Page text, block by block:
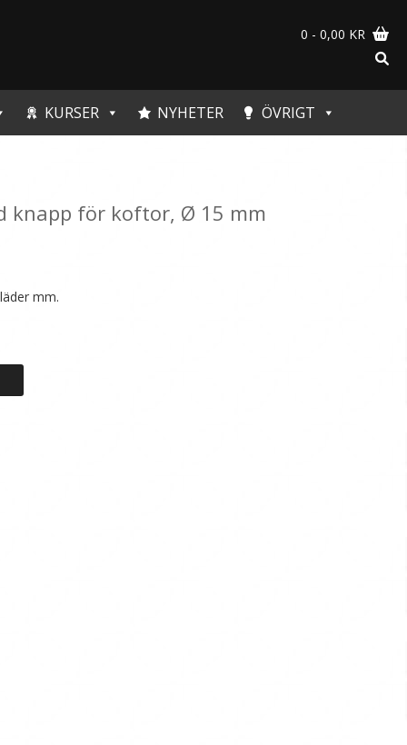
0 - 0,00 KR
KURSER NYHETER ÖVRIGT
knapp för koftor, Ø 15 mm
mm.